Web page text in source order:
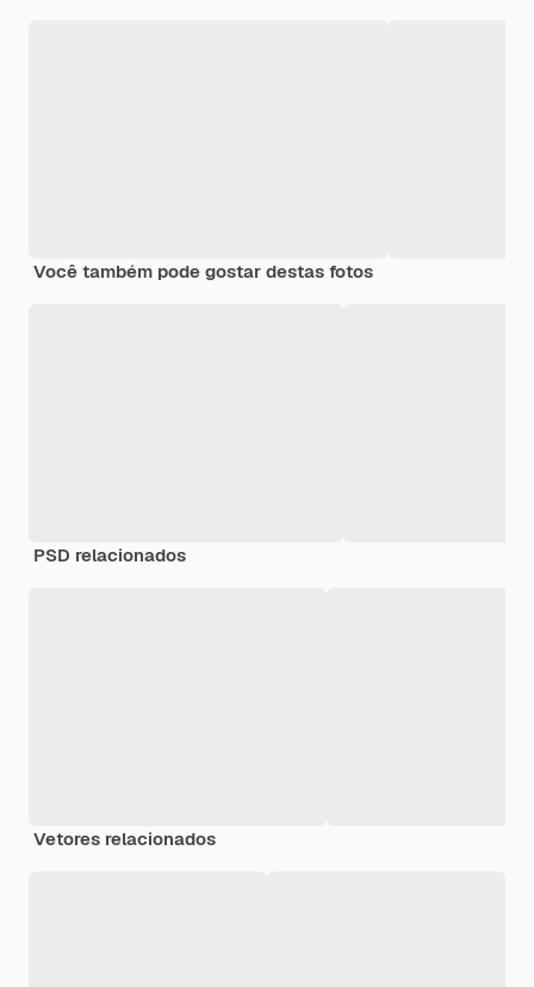
Você também pode gostar destas fotos
PSD relacionados
Vetores relacionados